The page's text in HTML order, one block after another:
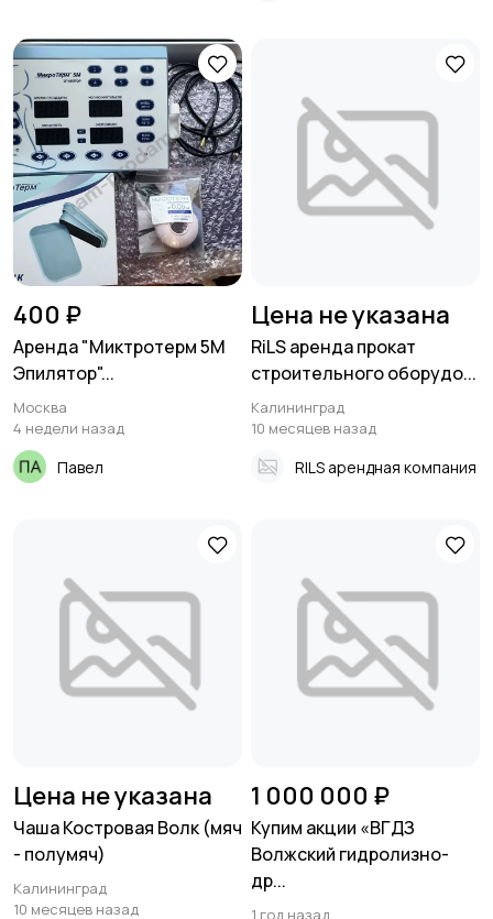
400 ₽
Аренда "Миктротерм 5М
Эпилятор"...
Москва
4 недели назад
Павел
Цена не указана
RiLS аренда прокат
строительного оборудо...
Калининград
10 месяцев назад
RILS арендная компания
Цена не указана
Чаша Костровая Волк (мяч
- полумяч)
Калининград
10 месяцев назад
1 000 000 ₽
Купим акции «ВГДЗ
Волжский гидролизно-
др...
1 год назад